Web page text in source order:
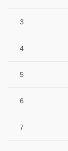
3
4
5
6
7